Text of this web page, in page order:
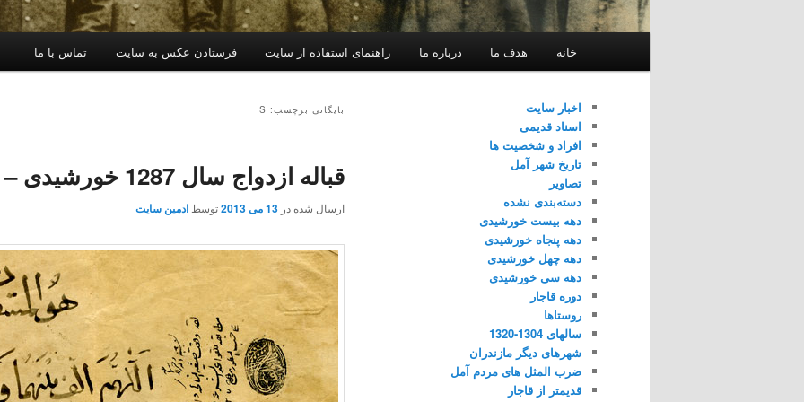
خانه هدف ما درباره ما راهنمای استفاده از سایت فرستادن عکس به سایت تماس با ما
بایگانی برچسب: S
قباله ازدواج سال 1287 خورشیدی – صفحه 1
ارسال شده در 13 می 2013 توسط ادمین سایت
اخبار سایت
اسناد قدیمی
افراد و شخصیت ها
تاریخ شهر آمل
تصاویر
دسته‌بندی نشده
دهه بیست خورشیدی
دهه پنجاه خورشیدی
دهه چهل خورشیدی
دهه سی خورشیدی
دوره قاجار
روستاها
سالهای 1304-1320
شهرهای دیگر مازندران
ضرب المثل های مردم آمل
قدیمتر از قاجار